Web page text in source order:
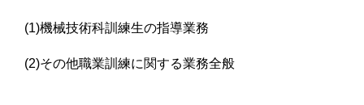
(1)機械技術科訓練生の指導業務
(2)その他職業訓練に関する業務全般